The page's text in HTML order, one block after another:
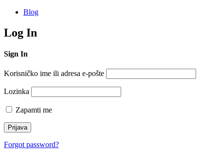
Blog
Log In
Sign In
Korisničko ime ili adresa e-pošte
Lozinka
Zapamti me
Forgot password?